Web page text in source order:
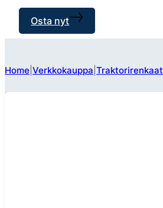
Osta nyt
Home Verkkokauppa Traktorirenkaat